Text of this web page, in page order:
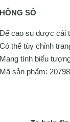
SỐ
cao su được cải
thể tùy chỉnh
tính biểu
sản phẩm: